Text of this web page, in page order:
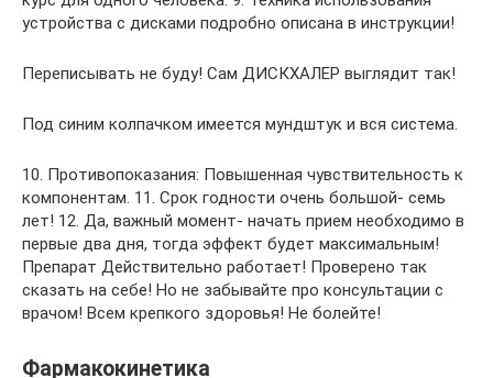
устройства с дисками подробно описана в инструкции!
Переписывать не буду! Сам ДИСКХАЛЕР выглядит так!
Под синим колпачком имеется мундштук и вся система.
10. Противопоказания: Повышенная чувствительность к
компонентам. 11. Срок годности очень большой- семь
лет! 12. Да, важный момент- начать прием необходимо в
первые два дня, тогда эффект будет максимальным!
Препарат Действительно работает! Проверено так
сказать на себе! Но не забывайте про консультации с
врачом! Всем крепкого здоровья! Не болейте!
Фармакокинетика